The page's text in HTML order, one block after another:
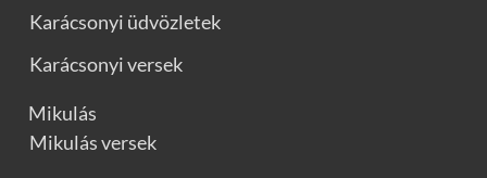
Karácsonyi üdvözletek
Karácsonyi versek
Mikulás
Mikulás versek